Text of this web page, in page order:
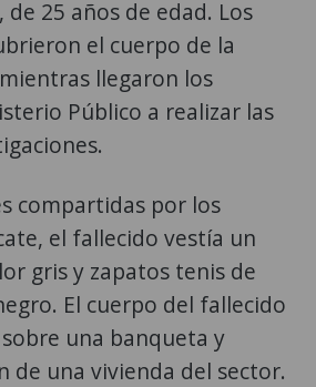
de 25 años de edad. Los
el cuerpo de la
llegaron los
Público a realizar las
compartidas por los
el fallecido vestía un
gris y zapatos tenis de
El cuerpo del fallecido
una banqueta y
una vivienda del sector.